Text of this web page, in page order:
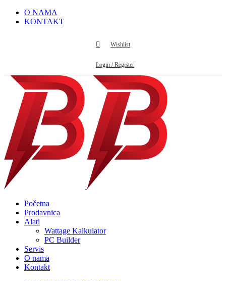
O NAMA
KONTAKT
Wishlist
Login / Register
Početna
Prodavnica
Alati
Wattage Kalkulator
PC Builder
Servis
O nama
Kontakt